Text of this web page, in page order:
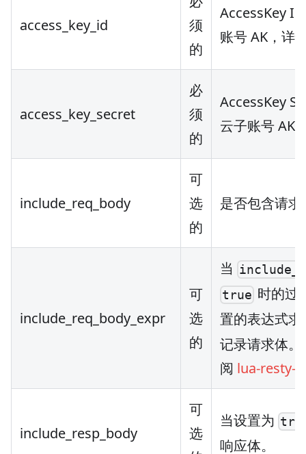
access_key_id
须
的
AccessKey
账号 AK，详
access_key_secret
必
须
的
AccessKey
云子账号 AK
include_req_body
可
选
的
是否包含请求
include_req_body_expr
可
选
的
当
true 时的过
置的表达式
记录请求体
阅 lua-resty-
include_resp_body
可
选
当设置为
响应体。